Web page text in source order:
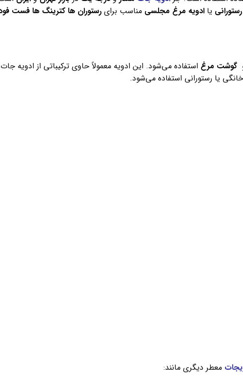
یا ادویه مرغ مجلسی مناسب برای رستوران ها کترینگ ها فست
گوشت مرغ استفاده می‌شود. این ادویه معمولاً حاوی ترکیباتی از ادویه
یا رستورانی استفاده می‌شود.
معطر دیگری مانند: